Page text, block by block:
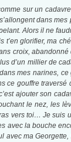
sur un
dans
Alors il ne
t’en glorifier, ma
croix,
d’un millier de
mes narines,
gouffre
ajouter son
le nez, les
vers toi… Je
avec la bouche
ma